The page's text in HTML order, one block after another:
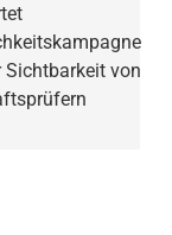
Sichtbarkeit von